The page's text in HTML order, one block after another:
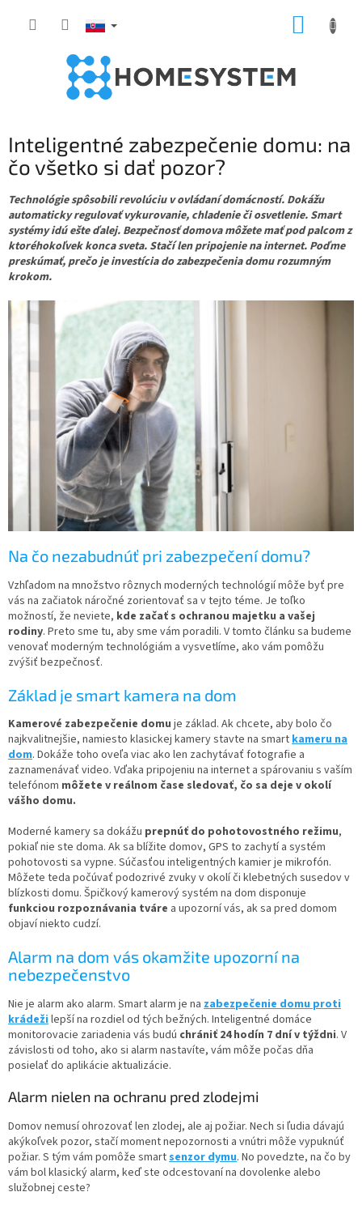
Inteligentné zabezpečenie domu: na
čo všetko si dať pozor?
Technológie spôsobili revolúciu v ovládaní domácností. Dokážu
automaticky regulovať vykurovanie, chladenie či osvetlenie. Smart
systémy idú ešte ďalej. Bezpečnosť domova môžete mať pod palcom z
ktoréhokoľvek konca sveta. Stačí len pripojenie na internet. Poďme
preskúmať, prečo je investícia do zabezpečenia domu rozumným
krokom.
Na čo nezabudnúť pri zabezpečení domu?
Vzhľadom na množstvo rôznych moderných technológií môže byť pre
vás na začiatok náročné zorientovať sa v tejto téme. Je toľko
možností, že neviete, kde začať s ochranou majetku a vašej
rodiny. Preto sme tu, aby sme vám poradili. V tomto článku sa budeme
venovať moderným technológiám a vysvetlíme, ako vám pomôžu
zvýšiť bezpečnosť.
Základ je smart kamera na dom
Kamerové zabezpečenie domu je základ. Ak chcete, aby bolo čo
najkvalitnejšie, namiesto klasickej kamery stavte na smartkameru na
dom. Dokáže toho oveľa viac ako len zachytávať fotografie a
zaznamenávať video. Vďaka pripojeniu na internet a spárovaniu s vaším
telefónom môžete v reálnom čase sledovať, čo sa deje v okolí
vášho domu.
Moderné kamery sa dokážu prepnúť do pohotovostného režimu,
pokiaľ nie ste doma. Ak sa blížite domov, GPS to zachytí a systém
pohotovosti sa vypne. Súčasťou inteligentných kamier je mikrofón.
Môžete teda počúvať podozrivé zvuky v okolí či klebetných susedov v
blízkosti domu. Špičkový kamerový systém na dom disponuje
funkciou rozpoznávania tváre a upozorní vás, ak sa pred domom
objaví niekto cudzí.
Alarm na dom vás okamžite upozorní na
nebezpečenstvo
Nie je alarm ako alarm. Smart alarm je na zabezpečenie domu proti
krádeži lepší na rozdiel od tých bežných. Inteligentné domáce
monitorovacie zariadenia vás budú chrániť 24 hodín 7 dní v týždni. V
závislosti od toho, ako si alarm nastavíte, vám môže počas dňa
posielať do aplikácie aktualizácie.
Alarm nielen na ochranu pred zlodejmi
Domov nemusí ohrozovať len zlodej, ale aj požiar. Nech si ľudia dávajú
akýkoľvek pozor, stačí moment nepozornosti a vnútri môže vypuknúť
požiar. S tým vám pomôže smartsenzor dymu. No povedzte, na čo by
vám bol klasický alarm, keď ste odcestovaní na dovolenke alebo
služobnej ceste?